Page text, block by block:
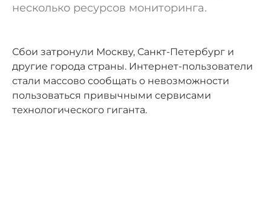
несколько ресурсов мониторинга.
Сбои затронули Москву, Санкт-Петербург и
другие города страны. Интернет-пользователи
стали массово сообщать о невозможности
пользоваться привычными сервисами
технологического гиганта.